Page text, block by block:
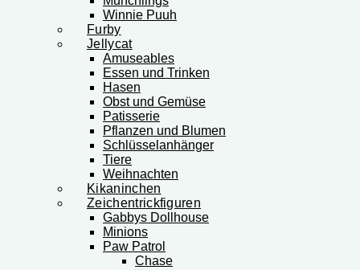
Winnie Puuh
Furby
Jellycat
Amuseables
Essen und Trinken
Hasen
Obst und Gemüse
Patisserie
Pflanzen und Blumen
Schlüsselanhänger
Tiere
Weihnachten
Kikaninchen
Zeichentrickfiguren
Gabbys Dollhouse
Minions
Paw Patrol
Chase